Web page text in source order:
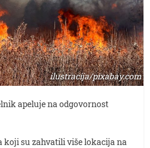
ilustracija/pixabay.com
apeluje na odgovornost
koji su zahvatili više lokacija na